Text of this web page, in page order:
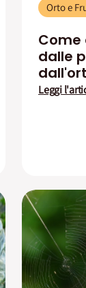
Orto e
Come
dalle
Leggi